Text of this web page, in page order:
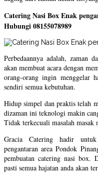
Catering Nasi Box Enak
Hubungi 08155078989
Perbedaannya adalah, zaman
akan membuat acara dengan
orang-orang ingin menggelar
sendiri semua kebutuhan.
Hidup simpel dan praktis telah
dizaman ini teknologi makin
Tidak terkecuali masalah masak
Gracia Catering hadir
pengantaran area Pondok
pembuatan catering nasi box.
pasti semua hajatan anda akan